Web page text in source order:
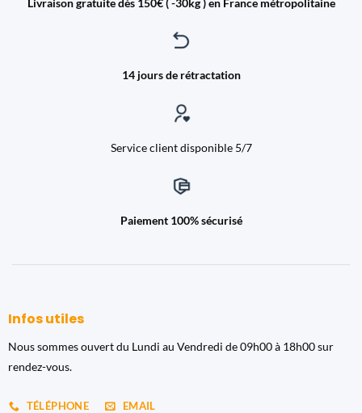
14 jours de rétractation
Service client disponible 5/7
Paiement 100% sécurisé
Infos utiles
Nous sommes ouvert du Lundi au Vendredi de 09h00 à 18h00 sur
rendez-vous.
TÉLÉPHONE EMAIL